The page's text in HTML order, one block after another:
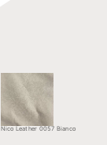
Nico Leather 0057 Bianco